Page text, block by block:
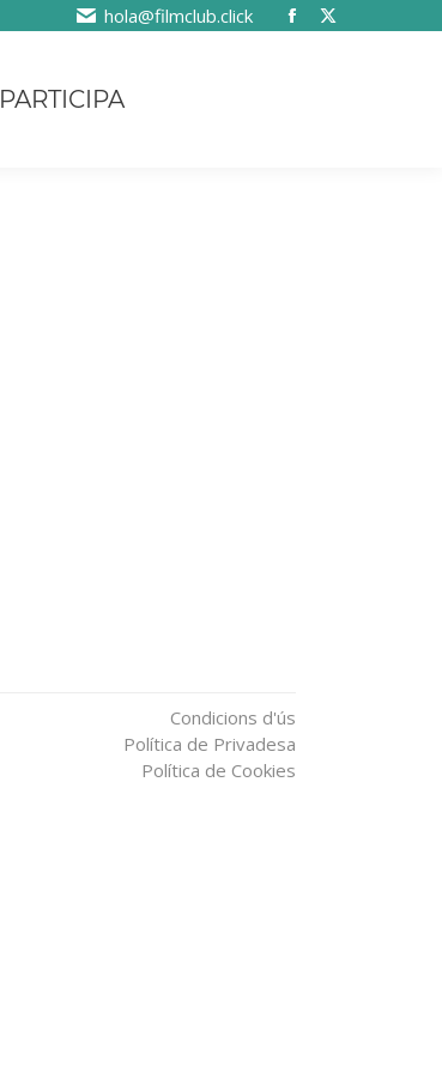
hola@filmclub.click
PARTICIPA
Condicions d'ús
Política de Privadesa
Política de Cookies